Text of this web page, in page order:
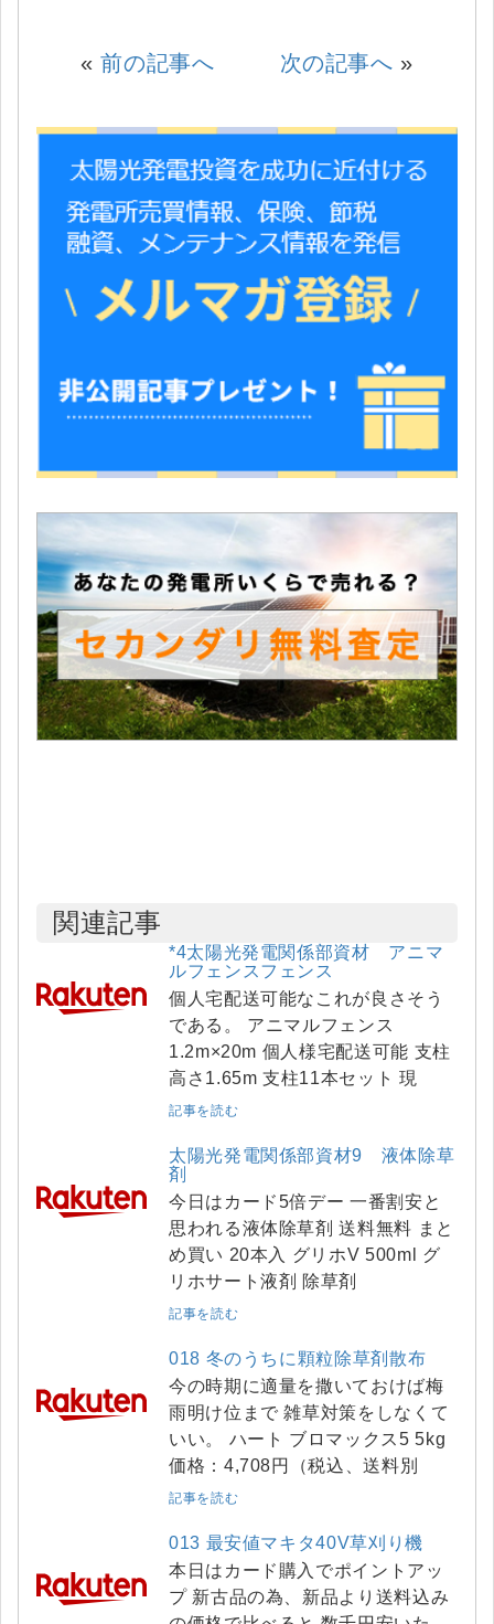
«前の記事へ 次の記事へ »
関連記事
*4太陽光発電関係部資材 アニマ
ルフェンスフェンス
個人宅配送可能なこれが良さそう
である。 アニマルフェンス
1.2m×20m 個人様宅配送可能 支柱
高さ1.65m 支柱11本セット 現
記事を読む
太陽光発電関係部資材9 液体除草
剤
今日はカード5倍デー 一番割安と
思われる液体除草剤 送料無料 まと
め買い 20本入 グリホV 500ml グ
リホサート液剤 除草剤
記事を読む
018 冬のうちに顆粒除草剤散布
今の時期に適量を撒いておけば梅
雨明け位まで 雑草対策をしなくて
いい。 ハート ブロマックス5 5kg
価格：4,708円（税込、送料別
記事を読む
013 最安値マキタ40V草刈り機
本日はカード購入でポイントアッ
プ 新古品の為、新品より送料込み